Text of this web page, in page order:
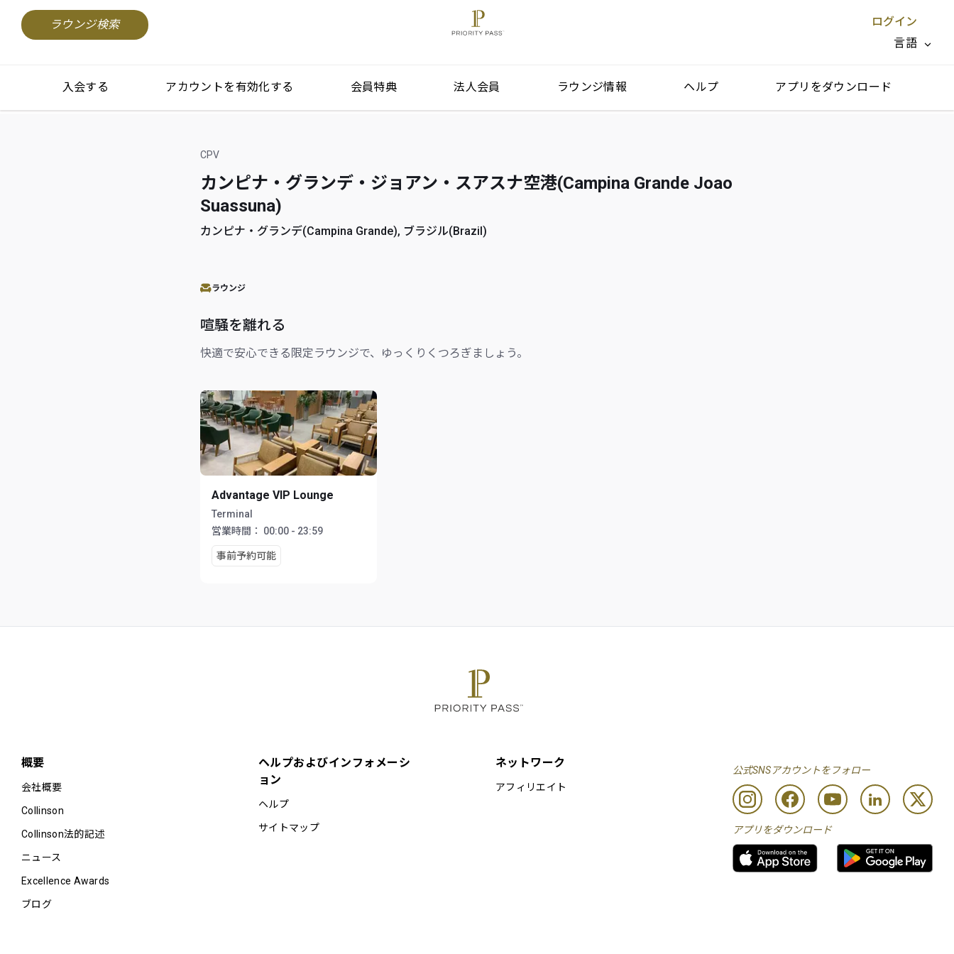
ラウンジ検索
ログイン
言語
閉じる X
入会する アカウントを有効化する 会員特典 法人会員 ラウンジ情報 ヘルプ アプリをダウンロード
CPV
カンピナ・グランデ・ジョアン・スアスナ空港(Campina Grande Joao
Suassuna)
カンピナ・グランデ(Campina Grande), ブラジル(Brazil)
ラウンジ
喧騒を離れる
快適で安心できる限定ラウンジで、ゆっくりくつろぎましょう。
Advantage VIP Lounge
Terminal
営業時間：
00:00 - 23:59
事前予約可能
概要
会社概要
Collinson
Collinson法的記述
ニュース
Excellence Awards
ブログ
ヘルプおよびインフォメーシ
ョン
ヘルプ
サイトマップ
ネットワーク
アフィリエイト
公式SNSアカウントをフォロー
アプリをダウンロード